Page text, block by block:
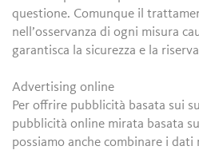
questione. Comunque il
nell’osservanza di ogni misura
garantisca la sicurezza e la
Advertising online
Per offrire pubblicità basata sui
pubblicità online mirata basata
possiamo anche combinare i